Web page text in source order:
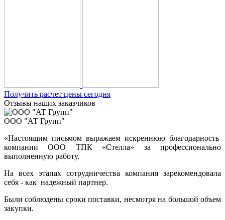
Получить расчет цены сегодня
Отзывы наших заказчиков
ООО "АТ Групп"
«Настоящим письмом выражаем искреннюю благодарность
компании ООО ТПК «Стелла» за профессионально
выполненную работу.
На всех этапах сотрудничества компания зарекомендовала
себя - как надежный партнер.
Были соблюдены сроки поставки, несмотря на большой объем
закупки.